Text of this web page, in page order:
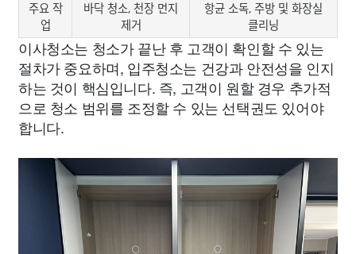
주요 작
업
바닥 청소, 천장 먼지
제거
항균 소독, 주방 및 화장실
클리닝
이사청소는 청소가 끝난 후 고객이 확인할 수 있는
절차가 중요하며, 입주청소는 건강과 안전성을 인지
하는 것이 핵심입니다. 즉, 고객이 원할 경우 추가적
으로 청소 범위를 조정할 수 있는 선택권도 있어야
합니다.